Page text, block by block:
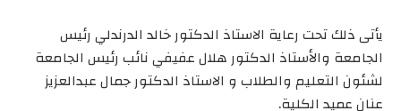
يأتى ذلك تحت رعاية الاستاذ الدكتور خالد الدرندلي رئيس
الجامعة والأستاذ الدكتور هلال عفيفي نائب رئيس الجامعة
لشئون التعليم والطلاب و الاستاذ الدكتور جمال عبدالعزيز
عنان عميد الكلية.